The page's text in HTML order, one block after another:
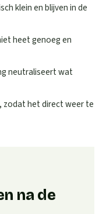
klein en blijven in de
heet genoeg en
neutraliseert wat
zodat het direct weer te
na de